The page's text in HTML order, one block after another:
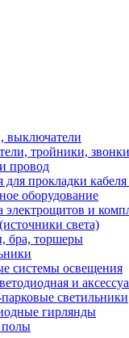
выключатели
тройники,
провод
для прокладки
оборудование
электрощитов и
света)
бра, торшеры
системы освещения
и
светильники
гирлянды
полы